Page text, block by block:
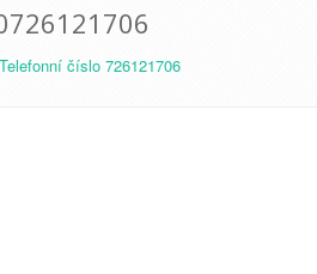
Telefonní číslo 726121706